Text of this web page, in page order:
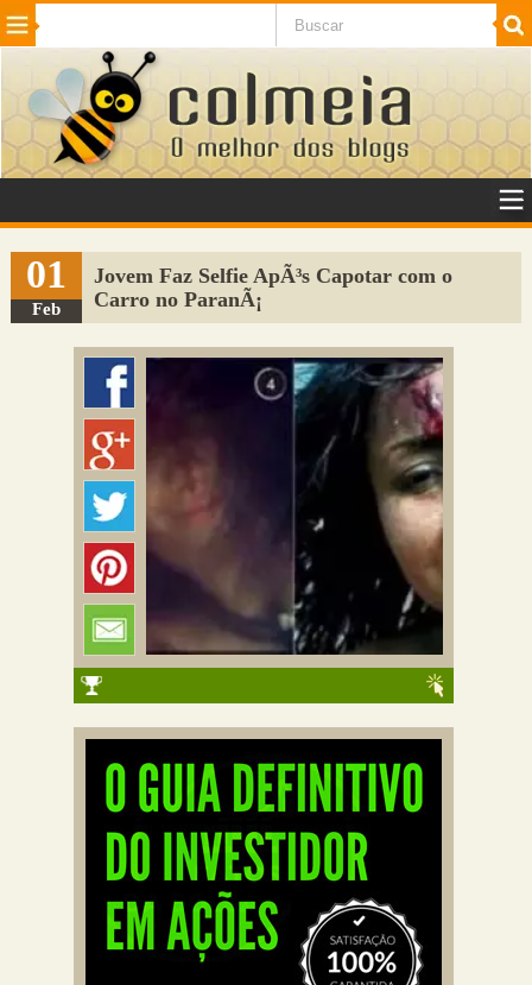
Beleza Cinema e TV
Internet Jogos NotÃ­cias SaÃºde
VeÃ­culos Adulto
Sugerir Link
Adicionar Blog
Colmeia Exchange
Perguntas Frequentes
01
Feb
Jovem Faz Selfie ApÃ³s Capotar com o
Carro no ParanÃ¡